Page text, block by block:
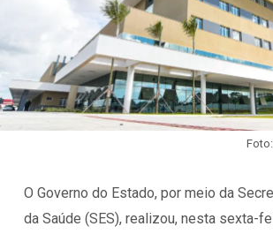
O Governo do Estado, por meio da
da Saúde (SES), realizou, nesta sexta-